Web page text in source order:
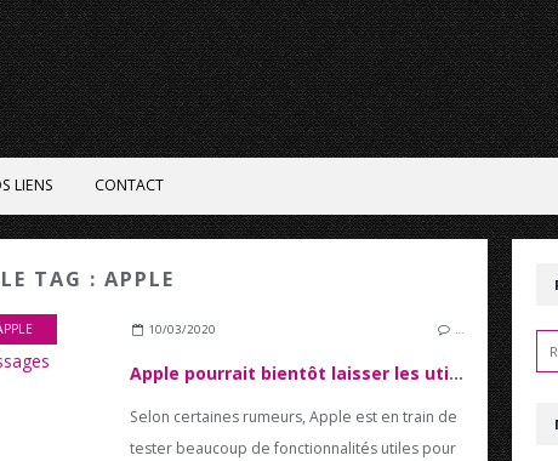
LIENS CONTACT
TAG : APPLE
10/03/2020 …
Apple pourrait bientôt laisser les utilisateur supprimer des messages envoyés avec iMessage
Selon certaines rumeurs, Apple est en train de
tester beaucoup de fonctionnalités utiles pour